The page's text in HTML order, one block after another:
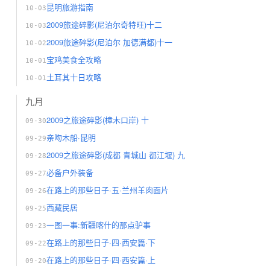
10-03 昆明旅游指南
10-032009旅途碎影(尼泊尔奇特旺)十二
10-022009旅途碎影(尼泊尔 加德满都)十一
10-01 宝鸡美食全攻略
10-01 土耳其十日攻略
九月
09-302009之旅途碎影(樟木口岸) 十
09-29亲吻木船·昆明
09-282009之旅途碎影(成都 青城山 都江堰) 九
09-27必备户外装备
09-26在路上的那些日子·五·兰州羊肉面片
09-25西藏民居
09-23一图一事:新疆喀什的那点驴事
09-22在路上的那些日子·四·西安篇·下
09-20在路上的那些日子·四·西安篇·上